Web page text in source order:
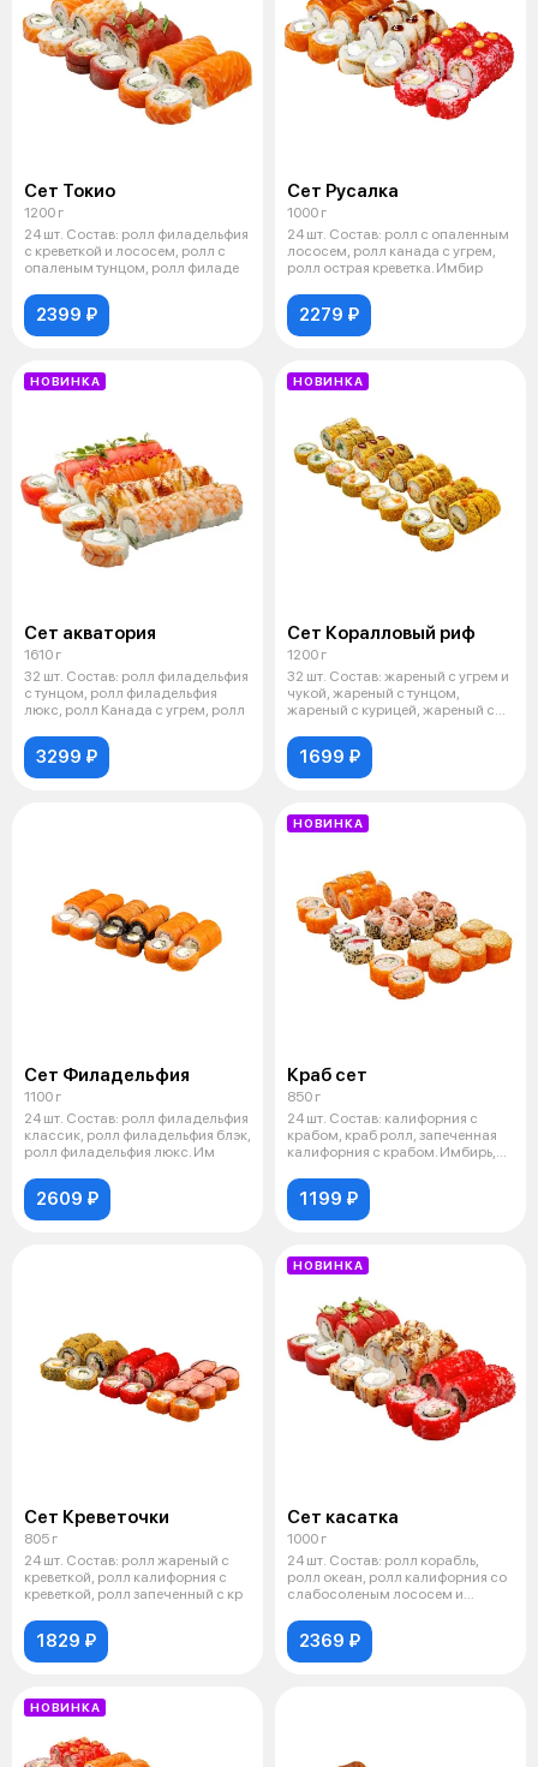
Сет Токио
1200 г
24 шт. Состав: ролл филадельфия
с креветкой и лососем, ролл с
опаленым тунцом, ролл филаде
2399 ₽
Сет Русалка
1000 г
24 шт. Состав: ролл с опаленным
лососем, ролл канада с угрем,
ролл острая креветка. Имбир
2279 ₽
НОВИНКА
Сет акватория
1610 г
32 шт. Состав: ролл филадельфия
с тунцом, ролл филадельфия
люкс, ролл Канада с угрем, ролл
3299 ₽
НОВИНКА
Сет Коралловый риф
1200 г
32 шт. Состав: жареный с угрем и
чукой, жареный с тунцом,
жареный с курицей, жареный с
1699 ₽
Сет Филадельфия
1100 г
24 шт. Состав: ролл филадельфия
классик, ролл филадельфия блэк,
ролл филадельфия люкс. Им
2609 ₽
НОВИНКА
Краб сет
850 г
24 шт. Состав: калифорния с
крабом, краб ролл, запеченная
калифорния с крабом. Имбирь,
1199 ₽
Сет Креветочки
805 г
24 шт. Состав: ролл жареный с
креветкой, ролл калифорния с
креветкой, ролл запеченный с кр
1829 ₽
НОВИНКА
Сет касатка
1000 г
24 шт. Состав: ролл корабль,
ролл океан, ролл калифорния со
слабосоленым лососем и
2369 ₽
НОВИНКА